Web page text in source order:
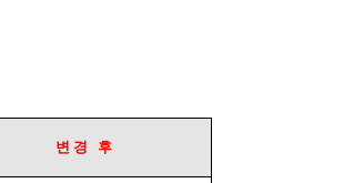
변 경 후